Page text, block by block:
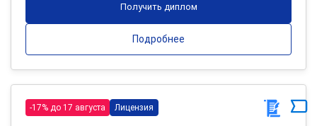
Получить диплом
Подробнее
-17% до 17 августа Лицензия